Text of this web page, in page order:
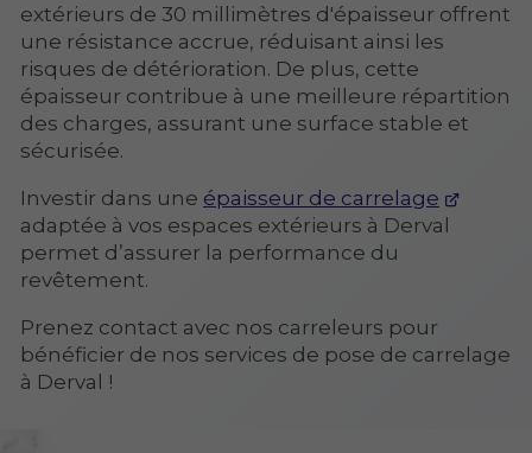
extérieurs de 30 millimètres d'épaisseur offrent
une résistance accrue, réduisant ainsi les
risques de détérioration. De plus, cette
épaisseur contribue à une meilleure répartition
des charges, assurant une surface stable et
sécurisée.
Investir dans une épaisseur de carrelage
adaptée à vos espaces extérieurs à Derval
permet d’assurer la performance du
revêtement.
Prenez contact avec nos carreleurs pour
bénéficier de nos services de pose de carrelage
à Derval !